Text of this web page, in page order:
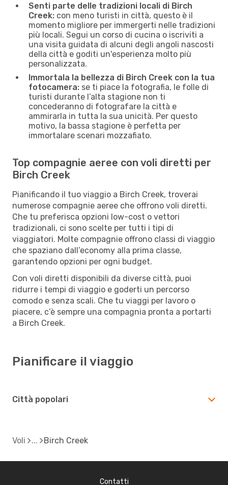
Senti parte delle tradizioni locali di Birch
Creek: con meno turisti in città, questo è il
momento migliore per immergerti nelle tradizioni
più locali. Segui un corso di cucina o iscriviti a
una visita guidata di alcuni degli angoli nascosti
della città e goditi un'esperienza molto più
personalizzata.
Immortala la bellezza di Birch Creek con la tua
fotocamera: se ti piace la fotografia, le folle di
turisti durante l’alta stagione non ti
concederanno di fotografare la città e
ammirarla in tutta la sua unicità. Per questo
motivo, la bassa stagione è perfetta per
immortalare scenari mozzafiato.
Top compagnie aeree con voli diretti per
Birch Creek
Pianificando il tuo viaggio a Birch Creek, troverai
numerose compagnie aeree che offrono voli diretti.
Che tu preferisca opzioni low-cost o vettori
tradizionali, ci sono scelte per tutti i tipi di
viaggiatori. Molte compagnie offrono classi di viaggio
che spaziano dall’economy alla prima classe,
garantendo opzioni per ogni budget.
Con voli diretti disponibili da diverse città, puoi
ridurre i tempi di viaggio e goderti un percorso
comodo e senza scali. Che tu viaggi per lavoro o
piacere, c’è sempre una compagnia pronta a portarti
a Birch Creek.
Pianificare il viaggio
Città popolari
Voli Birch Creek
Contatti